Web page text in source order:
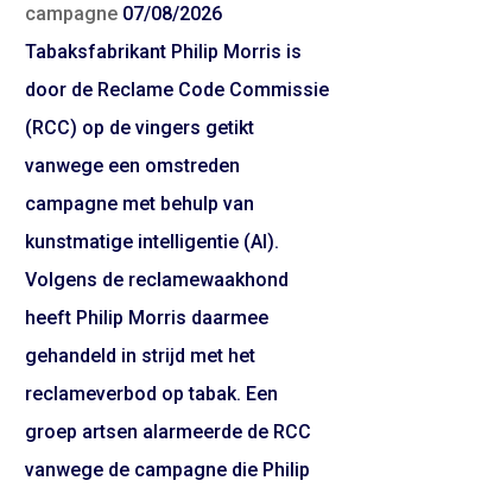
campagne 07/08/2026
Tabaksfabrikant Philip Morris is
door de Reclame Code Commissie
(RCC) op de vingers getikt
vanwege een omstreden
campagne met behulp van
kunstmatige intelligentie (AI).
Volgens de reclamewaakhond
heeft Philip Morris daarmee
gehandeld in strijd met het
reclameverbod op tabak. Een
groep artsen alarmeerde de RCC
vanwege de campagne die Philip